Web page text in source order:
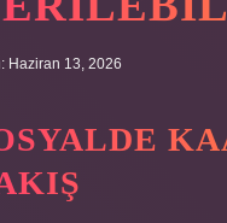
Haziran 13, 2026